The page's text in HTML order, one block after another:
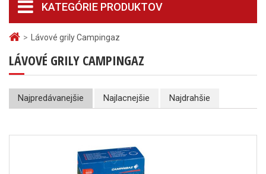
> Lávové grily Campingaz
LÁVOVÉ GRILY CAMPINGAZ
Najpredávanejšie Najlacnejšie Najdrahšie
KATEGÓRIE PRODUKTOV